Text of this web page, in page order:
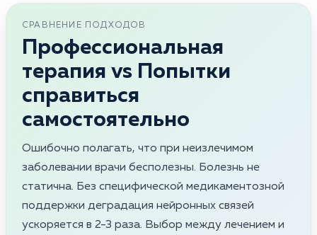
СРАВНЕНИЕ ПОДХОДОВ
Профессиональная
терапия vs Попытки
справиться
самостоятельно
Ошибочно полагать, что при неизлечимом
заболевании врачи бесполезны. Болезнь не
статична. Без специфической медикаментозной
поддержки деградация нейронных связей
ускоряется в 2-3 раза. Выбор между лечением и